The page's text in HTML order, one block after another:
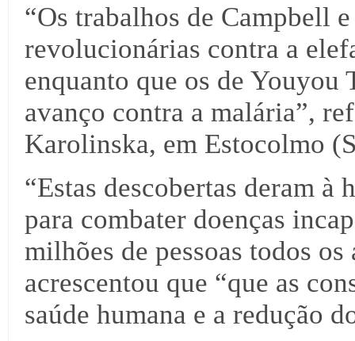
“Os trabalhos de Campbell
revolucionárias contra a
enquanto que os de
avanço contra a malária”,
Karolinska, em Estocolmo
“Estas descobertas deram à
para combater doenças
milhões de pessoas todos
acrescentou que “que as
saúde humana e a redução